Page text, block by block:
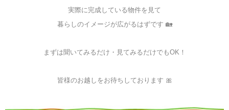
実際に完成している物件を見て
暮らしのイメージが広がるはずです 🏡
まずは聞いてみるだけ・見てみるだけでもOK！
皆様のお越しをお待ちしております 🎀